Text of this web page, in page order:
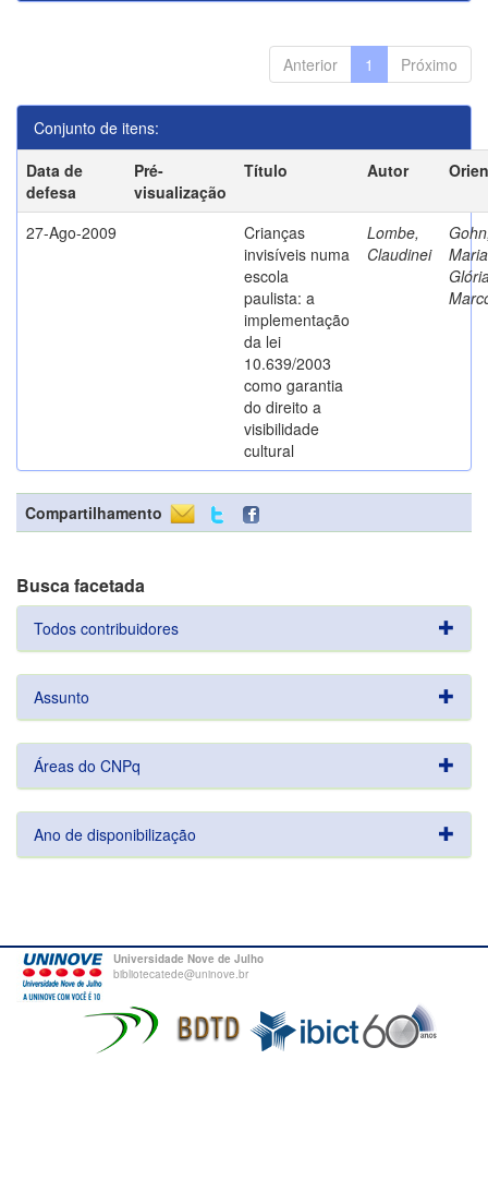
Anterior 1 Próximo
Conjunto de itens:
Data de
defesa
Pré-
visualização
Título Autor
27-Ago-2009
Crianças
invisíveis numa
escola
paulista: a
implementação
da lei
10.639/2003
como garantia
do direito a
visibilidade
cultural
Lombe,
Claudinei
Compartilhamento
Busca facetada
Todos contribuidores
Assunto
Áreas do CNPq
Ano de disponibilização
Universidade Nove de Julho
bibliotecatede@uninove.br